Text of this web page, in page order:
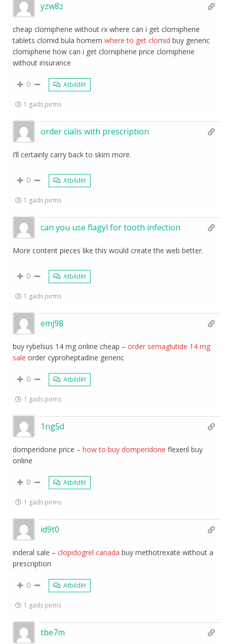
yzw8z
cheap clomiphene without rx where can i get clomiphene
tablets clomid bula homemwhere to get clomid buy generic
clomiphene how can i get clomiphene price clomiphene
without insurance
0 Atbildēt
1 gads pirms
order cialis with prescription
I’ll certainly carry back to skim more.
0 Atbildēt
1 gads pirms
can you use flagyl for tooth infection
More content pieces like this would create the web better.
0 Atbildēt
1 gads pirms
emj98
buy rybelsus 14 mg online cheap –order semaglutide 14 mg
sale order cyproheptadine generic
0 Atbildēt
1 gads pirms
1ng5d
domperidone price –how to buy domperidone flexeril buy
online
0 Atbildēt
1 gads pirms
id9t0
inderal sale –clopidogrel canada buy methotrexate without a
prescription
0 Atbildēt
1 gads pirms
tbe7m